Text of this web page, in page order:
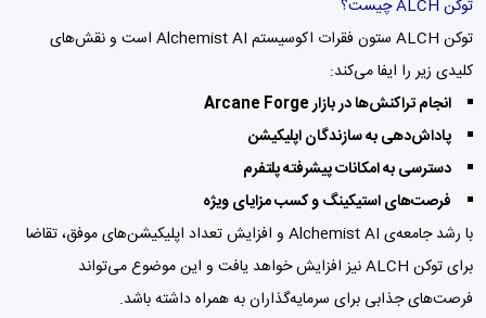
توکن ALCH چیست؟
توکن ALCH ستون فقرات اکوسیستم Alchemist AI است و نقش‌های
کلیدی زیر را ایفا می‌کند:
انجام تراکنش‌ها در بازار Arcane Forge
پاداش‌دهی به سازندگان اپلیکیشن
دسترسی به امکانات پیشرفته پلتفرم
فرصت‌های استیکینگ و کسب مزایای ویژه
با رشد جامعه‌ی Alchemist AI و افزایش تعداد اپلیکیشن‌های موفق، تقاضا
برای توکن ALCH نیز افزایش خواهد یافت و این موضوع می‌تواند
فرصت‌های جذابی برای سرمایه‌گذاران به همراه داشته باشد.